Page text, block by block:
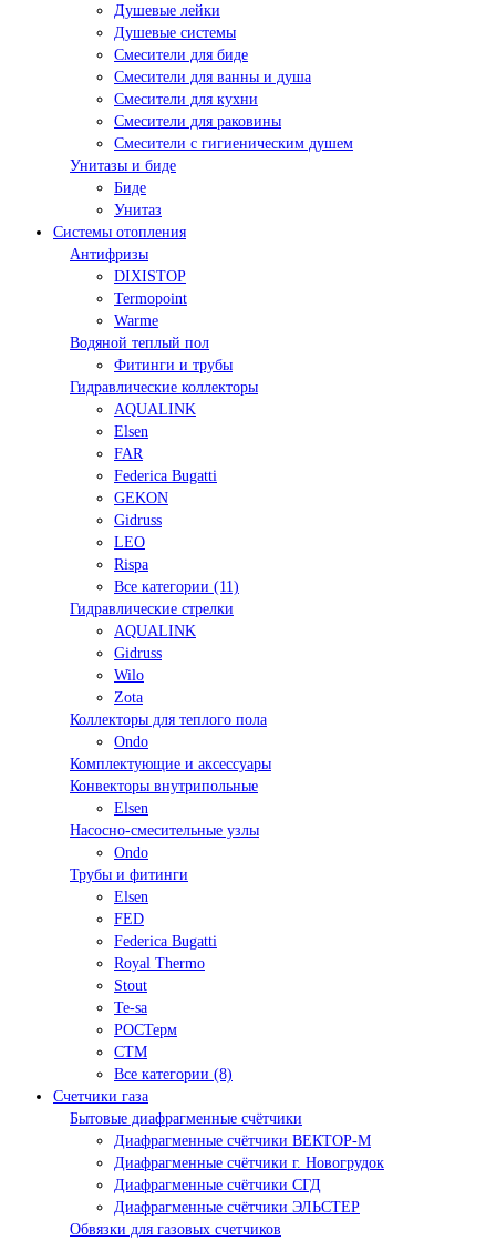
Душевые лейки
Душевые системы
Смесители для биде
Смесители для ванны и душа
Смесители для кухни
Смесители для раковины
Смесители с гигиеническим душем
Унитазы и биде
Биде
Унитаз
Системы отопления
Антифризы
DIXISTOP
Termopoint
Warme
Водяной теплый пол
Фитинги и трубы
Гидравлические коллекторы
AQUALINK
Elsen
FAR
Federica Bugatti
GEKON
Gidruss
LEO
Rispa
Все категории (11)
Гидравлические стрелки
AQUALINK
Gidruss
Wilo
Zota
Коллекторы для теплого пола
Ondo
Комплектующие и аксессуары
Конвекторы внутрипольные
Elsen
Насосно-смесительные узлы
Ondo
Трубы и фитинги
Elsen
FED
Federica Bugatti
Royal Thermo
Stout
Te-sa
РОСТерм
СТМ
Все категории (8)
Счетчики газа
Бытовые диафрагменные счётчики
Диафрагменные счётчики ВЕКТОР-М
Диафрагменные счётчики г. Новогрудок
Диафрагменные счётчики СГД
Диафрагменные счётчики ЭЛЬСТЕР
Обвязки для газовых счетчиков